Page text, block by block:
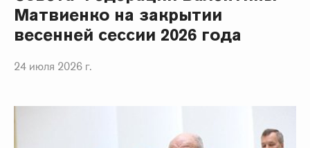
Матвиенко на закрытии
весенней сессии 2026 года
24 июля 2026 г.